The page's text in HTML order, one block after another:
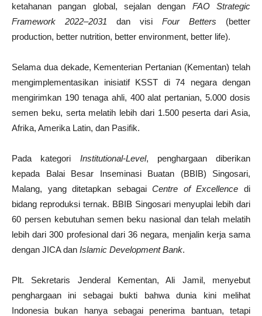
ketahanan pangan global, sejalan dengan FAO Strategic
Framework 2022–2031 dan visi Four Betters (better
production, better nutrition, better environment, better life).
Selama dua dekade, Kementerian Pertanian (Kementan) telah
mengimplementasikan inisiatif KSST di 74 negara dengan
mengirimkan 190 tenaga ahli, 400 alat pertanian, 5.000 dosis
semen beku, serta melatih lebih dari 1.500 peserta dari Asia,
Afrika, Amerika Latin, dan Pasifik.
Pada kategori Institutional-Level, penghargaan diberikan
kepada Balai Besar Inseminasi Buatan (BBIB) Singosari,
Malang, yang ditetapkan sebagaiCentre of Excellence di
bidang reproduksi ternak. BBIB Singosari menyuplai lebih dari
60 persen kebutuhan semen beku nasional dan telah melatih
lebih dari 300 profesional dari 36 negara, menjalin kerja sama
dengan JICA dan Islamic Development Bank.
Plt. Sekretaris Jenderal Kementan, Ali Jamil, menyebut
penghargaan ini sebagai bukti bahwa dunia kini melihat
Indonesia bukan hanya sebagai penerima bantuan, tetapi